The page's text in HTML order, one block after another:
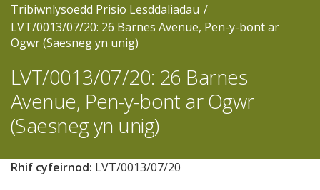
Tribiwnlysoedd Prisio Lesddaliadau
LVT/0013/07/20: 26 Barnes Avenue, Pen-y-bont ar
Ogwr (Saesneg yn unig)
LVT/0013/07/20: 26 Barnes
Avenue, Pen-y-bont ar Ogwr
(Saesneg yn unig)
Rhif cyfeirnod: LVT/0013/07/20